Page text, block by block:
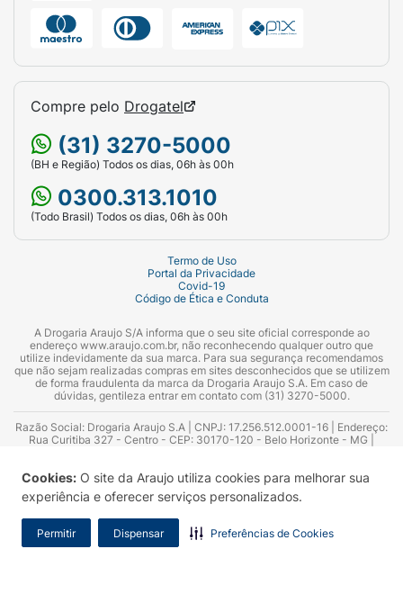
Cookies: O site da Araujo utiliza cookies para melhorar sua
experiência e oferecer serviços personalizados.
Permitir Dispensar Preferências de Cookies
Compre pelo Drogatel
(31) 3270-5000
(BH e Região) Todos os dias, 06h às 00h
0300.313.1010
(Todo Brasil) Todos os dias, 06h às 00h
Termo de Uso
Portal da Privacidade
Covid-19
Código de Ética e Conduta
A Drogaria Araujo S/A informa que o seu site oficial corresponde ao
endereço www.araujo.com.br, não reconhecendo qualquer outro que
utilize indevidamente da sua marca. Para sua segurança recomendamos
que não sejam realizadas compras em sites desconhecidos que se utilizem
de forma fraudulenta da marca da Drogaria Araujo S.A. Em caso de
dúvidas, gentileza entrar em contato com (31) 3270-5000.
Razão Social: Drogaria Araujo S.A | CNPJ: 17.256.512.0001-16 | Endereço:
Rua Curitiba 327 - Centro - CEP: 30170-120 - Belo Horizonte - MG |
Azevedo Guimarães – CRF 10.965 | Yasmin Silva Alvarenga – CRF 52.584 -
Consultor substituto: Thiago Aguiar Pinheiro - CRF Nº 13.748. Alvará
Sanitário: 2025020713 | Autorização de Funcionamento da Empresa (AFE):